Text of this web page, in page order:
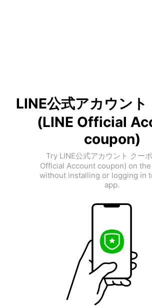
LINE公式アカウント
(LINE Official
coupon)
Try LINE公式アカウント クー
Official Account coupon) on the
without installing or logging in
app.